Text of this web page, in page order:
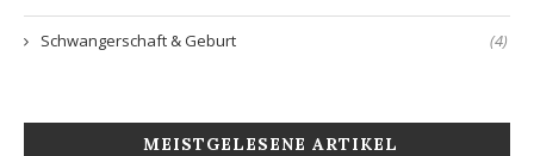
Schwangerschaft & Geburt (4)
MEISTGELESENE ARTIKEL